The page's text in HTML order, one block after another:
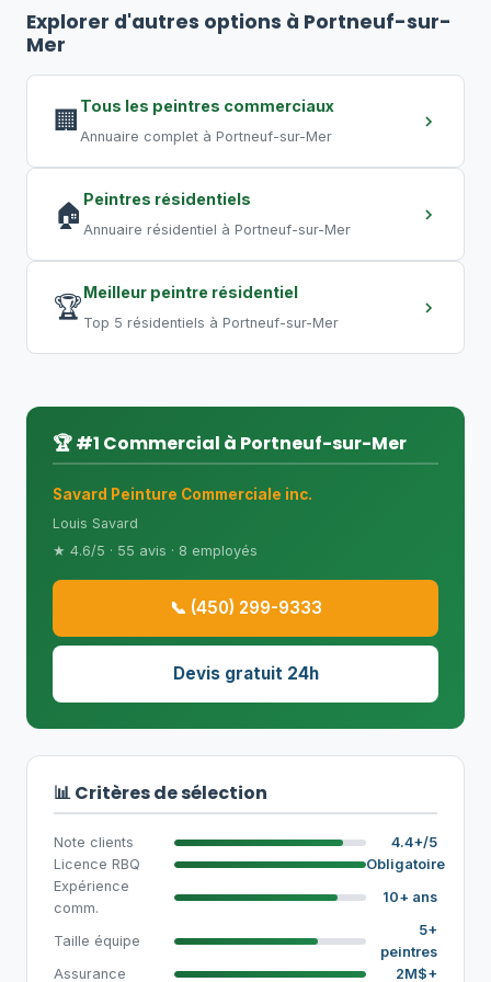
peut nécessiter5 à 10 jours. Un grand
compresser les délais.
Explorer d'autres options à Portneuf-sur-
Mer
🏢 Tous les peintres commerciaux
Annuaire complet à Portneuf-sur-Mer
🏠 Peintres résidentiels
Annuaire résidentiel à Portneuf-sur-Mer
🏆Meilleur peintre résidentiel
Top 5 résidentiels à Portneuf-sur-Mer
🏆 #1 Commercial à Portneuf-sur-Mer
Savard Peinture Commerciale inc.
Louis Savard
★ 4.6/5 · 55 avis · 8 employés
📞 (450) 299-9333
Devis gratuit 24h
📊 Critères de sélection
Note clients
4.4+/5
Licence RBQ
Obligatoire
Expérience
comm.
10+ ans
Taille équipe
5+
peintres
Assurance
2M$+